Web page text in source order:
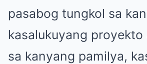
pasabog tungkol sa
kasalukuyang
sa kanyang pamilya,